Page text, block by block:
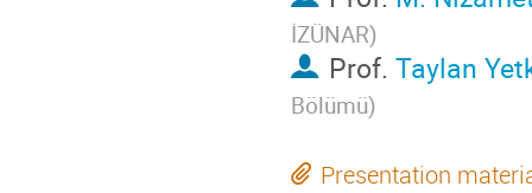
İZÜNAR)
Prof. Taylan
Bölümü)
Presentation